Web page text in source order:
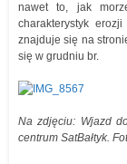
nawet to, jak
charakterystyk
znajduje się na
się w grudniu br.
Na zdjęciu: Wjazd
centrum SatBałtyk.